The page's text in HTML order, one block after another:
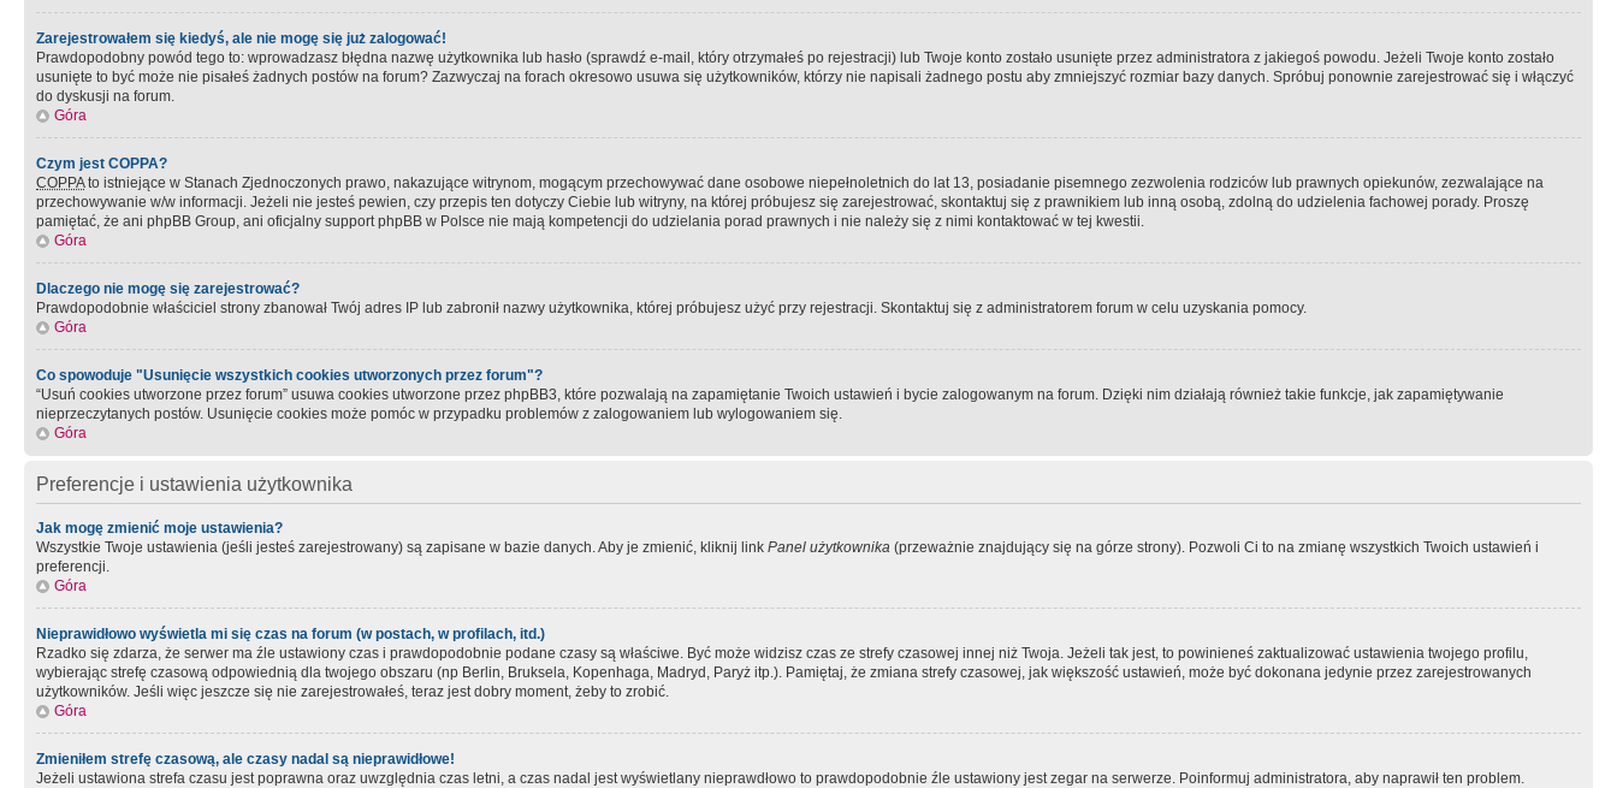
Zarejestrowałem się kiedyś, ale nie mogę się już zalogować!
Prawdopodobny powód tego to: wprowadzasz błędna nazwę użytkownika lub hasło (sprawdź e-mail, który otrzymałeś po rejestracji) lub Twoje konto zostało usunięte przez administratora z jakiegoś powodu. Jeżeli Twoje konto zostało
usunięte to być może nie pisałeś żadnych postów na forum? Zazwyczaj na forach okresowo usuwa się użytkowników, którzy nie napisali żadnego postu aby zmniejszyć rozmiar bazy danych. Spróbuj ponownie zarejestrować się i włączyć
do dyskusji na forum.
Góra
Czym jest COPPA?
COPPAto istniejące w Stanach Zjednoczonych prawo, nakazujące witrynom, mogącym przechowywać dane osobowe niepełnoletnich do lat 13, posiadanie pisemnego zezwolenia rodziców lub prawnych opiekunów, zezwalające na
przechowywanie w/w informacji. Jeżeli nie jesteś pewien, czy przepis ten dotyczy Ciebie lub witryny, na której próbujesz się zarejestrować, skontaktuj się z prawnikiem lub inną osobą, zdolną do udzielenia fachowej porady. Proszę
pamiętać, że ani phpBB Group, ani oficjalny support phpBB w Polsce nie mają kompetencji do udzielania porad prawnych i nie należy się z nimi kontaktować w tej kwestii.
Góra
Dlaczego nie mogę się zarejestrować?
Prawdopodobnie właściciel strony zbanował Twój adres IP lub zabronił nazwy użytkownika, której próbujesz użyć przy rejestracji. Skontaktuj się z administratorem forum w celu uzyskania pomocy.
Góra
Co spowoduje "Usunięcie wszystkich cookies utworzonych przez forum"?
“Usuń cookies utworzone przez forum” usuwa cookies utworzone przez phpBB3, które pozwalają na zapamiętanie Twoich ustawień i bycie zalogowanym na forum. Dzięki nim działają również takie funkcje, jak zapamiętywanie
nieprzeczytanych postów. Usunięcie cookies może pomóc w przypadku problemów z zalogowaniem lub wylogowaniem się.
Góra
Preferencje i ustawienia użytkownika
Jak mogę zmienić moje ustawienia?
Wszystkie Twoje ustawienia (jeśli jesteś zarejestrowany) są zapisane w bazie danych. Aby je zmienić, kliknij link Panel użytkownika (przeważnie znajdujący się na górze strony). Pozwoli Ci to na zmianę wszystkich Twoich ustawień i
preferencji.
Góra
Nieprawidłowo wyświetla mi się czas na forum (w postach, w profilach, itd.)
Rzadko się zdarza, że serwer ma źle ustawiony czas i prawdopodobnie podane czasy są właściwe. Być może widzisz czas ze strefy czasowej innej niż Twoja. Jeżeli tak jest, to powinieneś zaktualizować ustawienia twojego profilu,
wybierając strefę czasową odpowiednią dla twojego obszaru (np Berlin, Bruksela, Kopenhaga, Madryd, Paryż itp.). Pamiętaj, że zmiana strefy czasowej, jak większość ustawień, może być dokonana jedynie przez zarejestrowanych
użytkowników. Jeśli więc jeszcze się nie zarejestrowałeś, teraz jest dobry moment, żeby to zrobić.
Góra
Zmieniłem strefę czasową, ale czasy nadal są nieprawidłowe!
Jeżeli ustawiona strefa czasu jest poprawna oraz uwzględnia czas letni, a czas nadal jest wyświetlany nieprawdłowo to prawdopodobnie źle ustawiony jest zegar na serwerze. Poinformuj administratora, aby naprawił ten problem.